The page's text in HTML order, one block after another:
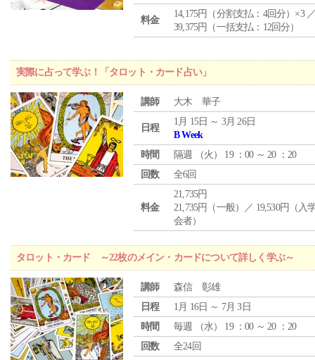
料金
14,175円（分割支払：4回分）×3
39,375円（一括支払：12回分）
実際に占って学ぶ！「タロット・カード占い」
講師 大木 華子
日程
1月 15日 ～ 3月 26日
B Week
時間
隔週 （火 ） 19 ：00 ～ 20 ：20
回数
全6回
料金
21,735円
21,735円（一般）／ 19,530円（入
会者）
タロット・カード ～22枚のメイン・カードについて詳しく学ぶ～
講師
森信 彰雄
日程
1月 16日 ～ 7月 3日
時間
毎週 （水） 19 ：00 ～ 20 ：20
回数
全24回